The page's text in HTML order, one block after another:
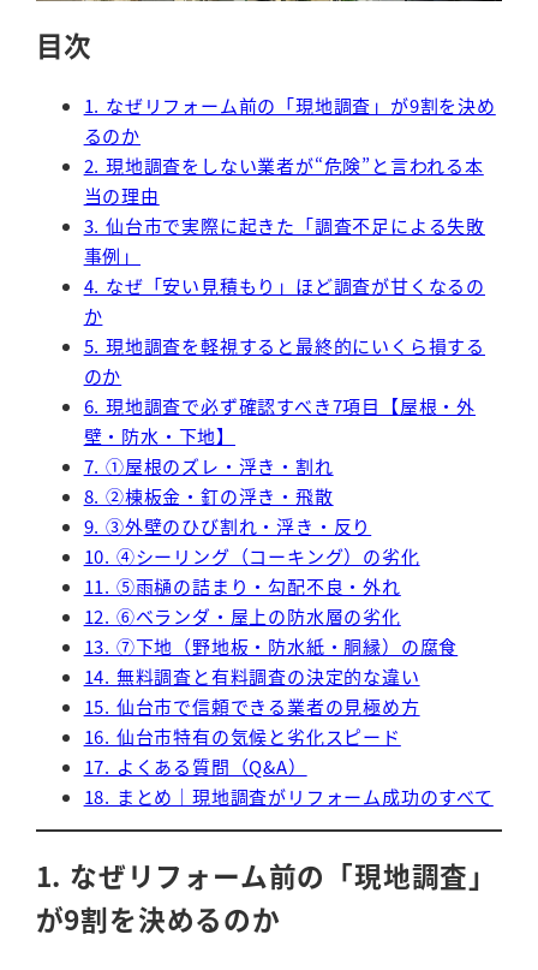
目次
1. なぜリフォーム前の「現地調査」が9割を決め
るのか
2. 現地調査をしない業者が“危険”と言われる本
当の理由
3. 仙台市で実際に起きた「調査不足による失敗
事例」
4. なぜ「安い見積もり」ほど調査が甘くなるの
か
5. 現地調査を軽視すると最終的にいくら損する
のか
6. 現地調査で必ず確認すべき7項目【屋根・外
壁・防水・下地】
7. ①屋根のズレ・浮き・割れ
8. ②棟板金・釘の浮き・飛散
9. ③外壁のひび割れ・浮き・反り
10. ④シーリング（コーキング）の劣化
11. ⑤雨樋の詰まり・勾配不良・外れ
12. ⑥ベランダ・屋上の防水層の劣化
13. ⑦下地（野地板・防水紙・胴縁）の腐食
14. 無料調査と有料調査の決定的な違い
15. 仙台市で信頼できる業者の見極め方
16. 仙台市特有の気候と劣化スピード
17. よくある質問（Q&A）
18. まとめ｜現地調査がリフォーム成功のすべて
1. なぜリフォーム前の「現地調査」
が9割を決めるのか